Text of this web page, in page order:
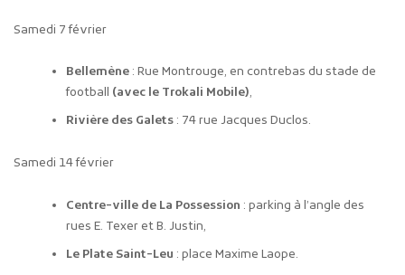
Samedi 7 février
Bellemène : Rue Montrouge, en contrebas du stade de
football (avec le Trokali Mobile),
Rivière des Galets : 74 rue Jacques Duclos.
Samedi 14 février
Centre-ville de La Possession : parking à l’angle des
rues E. Texer et B. Justin,
Le Plate Saint-Leu : place Maxime Laope.